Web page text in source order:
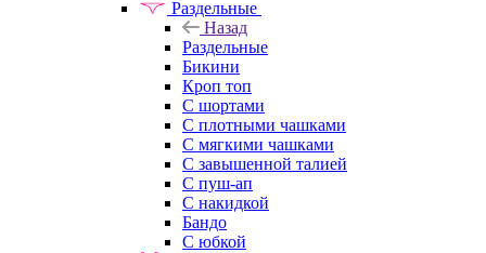
Раздельные
Назад
Раздельные
Бикини
Кроп топ
С шортами
С плотными чашками
С мягкими чашками
С завышенной талией
С пуш-ап
С накидкой
Бандо
С юбкой